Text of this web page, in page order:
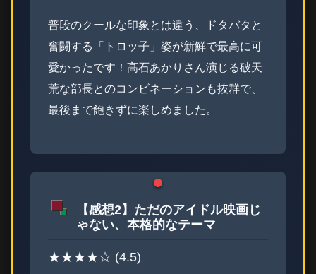
普段のクールな印象とは違う、ドタバタと
奮闘する「トロッ子」姿が新鮮で最高に可
愛かったです！髙石あかりさん演じる破天
荒な部長とのコンビネーションも抜群で、
最後まで飽きずに楽しめました。
【感想2】ただのアイドル映画じ
ゃない、本格的なテーマ
★★★★☆ (4.5)